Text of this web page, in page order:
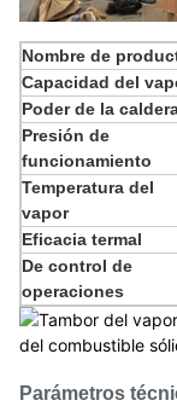
Nombre de
Capacidad del
Poder de la
Presión de
funcionamiento
Temperatura del
vapor
Eficacia termal
De control de
operaciones
Parámetros